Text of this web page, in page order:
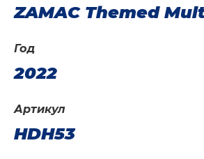
Год
2022
Артикул
HDH53
ZAMAC Themed